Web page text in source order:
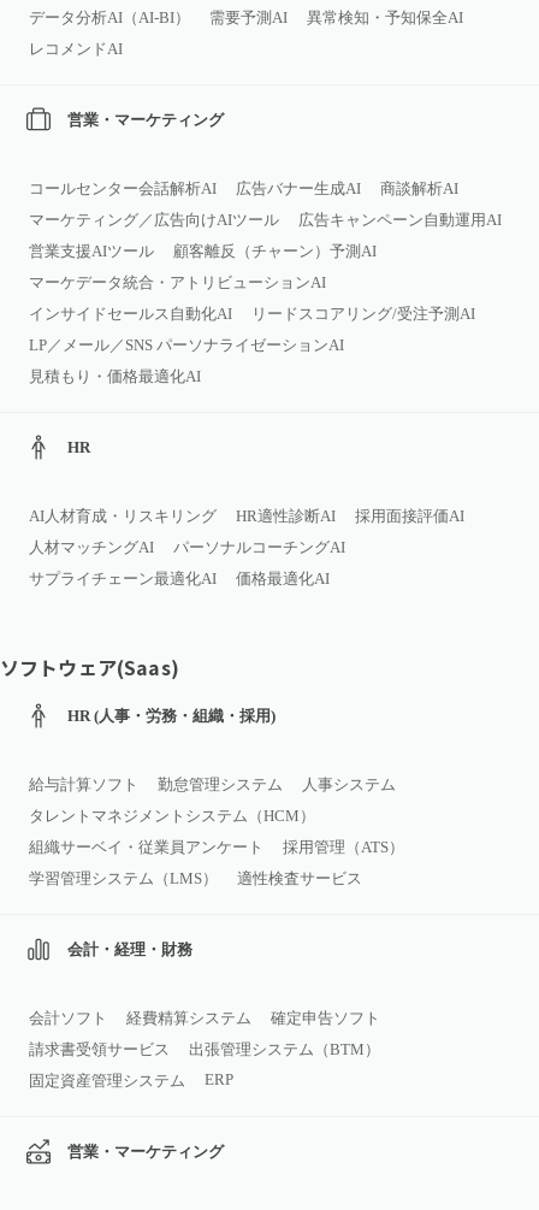
データ分析AI（AI‑BI） 需要予測AI
異常検知・予知保全AI
レコメンドAI
営業・マーケティング
コールセンター会話解析AI 広告バナー生成AI
商談解析AI
マーケティング／広告向けAIツール
広告キャンペーン自動運用AI
営業支援AIツール
顧客離反（チャーン）予測AI
マーケデータ統合・アトリビューションAI
インサイドセールス自動化AI
リードスコアリング/受注予測AI
LP／メール／SNS パーソナライゼーションAI
見積もり・価格最適化AI
HR
AI人材育成・リスキリング HR適性診断AI
採用面接評価AI
人材マッチングAI
パーソナルコーチングAI
サプライチェーン最適化AI
価格最適化AI
ソフトウェア(Saas)
HR (人事・労務・組織・採用)
給与計算ソフト 勤怠管理システム
人事システム
タレントマネジメントシステム（HCM）
組織サーベイ・従業員アンケート
採用管理（ATS）
学習管理システム（LMS）
適性検査サービス
会計・経理・財務
会計ソフト 経費精算システム
確定申告ソフト
請求書受領サービス
出張管理システム（BTM）
固定資産管理システム
ERP
営業・マーケティング